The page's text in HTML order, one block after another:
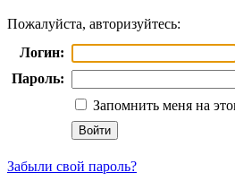
Пожалуйста, авторизуйтесь:
Логин:
Пароль:
Запомнить меня на
Забыли свой пароль?